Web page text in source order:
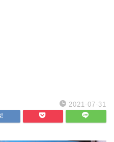
2021-07-31